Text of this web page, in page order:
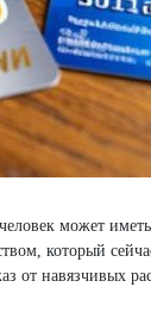
может
который
от навязчивых